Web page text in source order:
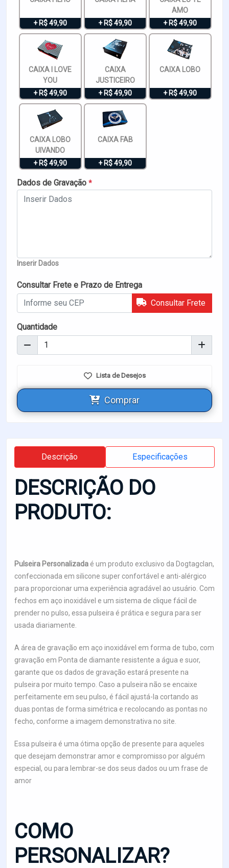
+ R$ 49,90 + R$ 49,90
AMO
+ R$ 49,90
CAIXA I LOVE
YOU
+ R$ 49,90
CAIXA
JUSTICEIRO
+ R$ 49,90
CAIXA LOBO
+ R$ 49,90
CAIXA LOBO
UIVANDO
+ R$ 49,90
CAIXA FAB
+ R$ 49,90
Dados de Gravação *
Inserir Dados
Consultar Frete e Prazo de Entrega
Consultar Frete
Quantidade
Lista de Desejos
Comprar
Descrição Especificações
DESCRIÇÃO DO
PRODUTO:
Pulseira Personalizada é um produto exclusivo da Dogtagclan,
confeccionada em silicone super confortável e anti-alérgico
para proporcionar uma experiência agradável ao usuário. Com
fechos em aço inoxidável e um sistema de clique fácil de
prender no pulso, essa pulseira é prática e segura para ser
usada diariamente.
A área de gravação em aço inoxidável em forma de tubo, com
gravação em Ponta de diamante resistente a água e suor,
garante que os dados de gravação estará presente na
pulseira por muito tempo. Caso a pulseira não se encaixe
perfeitamente em seu pulso, é fácil ajustá-la cortando as
duas pontas de forma simétrica e recolocando as pontas no
fecho, conforme a imagem demonstrativa no site.
Essa pulseira é uma ótima opção de presente para aqueles
que desejam demonstrar amor e compromisso por alguém
especial, ou para lembrar-se dos seus dados ou um frase de
amor
COMO
PERSONALIZAR?